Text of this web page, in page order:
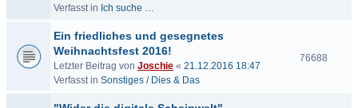
Verfasst in Ich suche …
Ein friedliches und gesegnetes
Weihnachtsfest 2016!
Letzter Beitrag von Joschie « 21.12.2016 18:47
Verfasst in Sonstiges / Dies & Das
76688